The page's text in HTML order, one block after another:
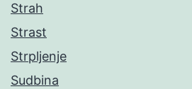
Strah
Strast
Strpljenje
Sudbina